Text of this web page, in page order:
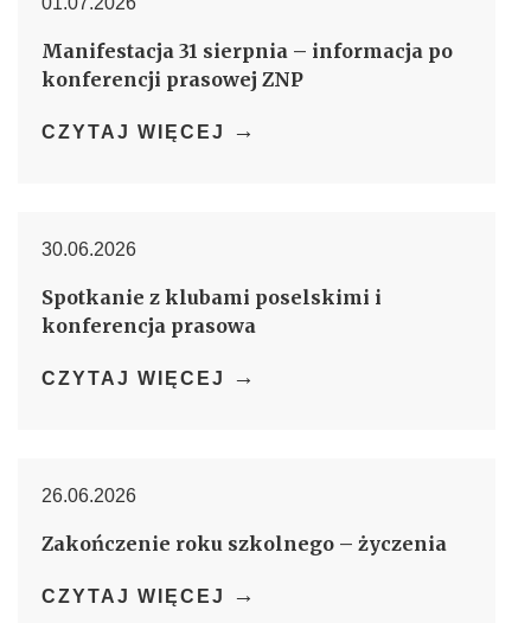
Manifestacja 31 sierpnia – informacja po
konferencji prasowej ZNP
CZYTAJ WIĘCEJ →
30.06.2026
Spotkanie z klubami poselskimi i
konferencja prasowa
CZYTAJ WIĘCEJ →
26.06.2026
Zakończenie roku szkolnego – życzenia
CZYTAJ WIĘCEJ →